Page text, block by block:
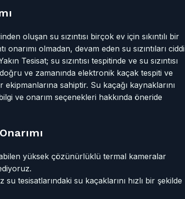
oluşan su sızıntısı birçok ev için sıkıntılı bir
onarımı olmadan, devam eden su sızıntıları ciddi
Tesisat; su sızıntısı tespitinde ve su sızıntısı
ve zamanında elektronik kaçak tespiti ve
sahiptir. Su kaçağı kaynaklarını
ve onarım seçenekleri hakkında öneride
yüksek çözünürlüklü termal kameralar
su tesisatlarındaki su kaçaklarını hızlı bir şekilde